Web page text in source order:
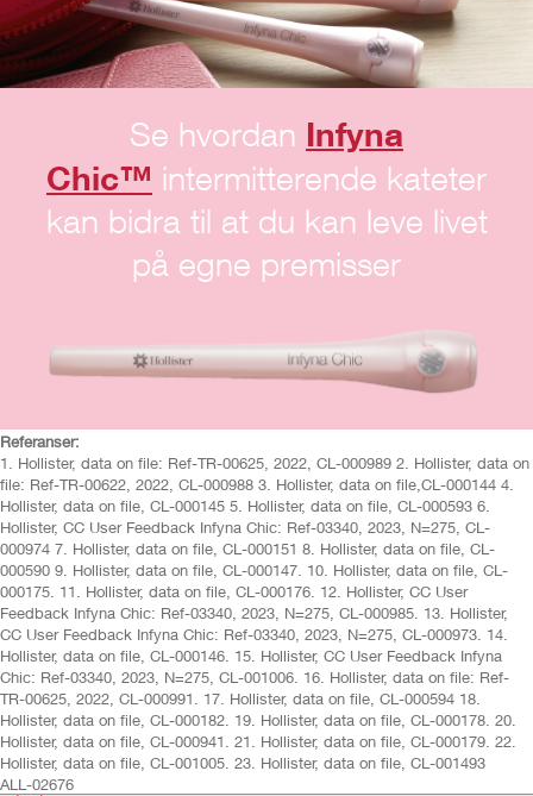
Se hvordan Infyna
Chic™ intermitterende kateter
kan bidra til at du kan leve livet
på egne premisser
Referanser:
1. Hollister, data on file: Ref-TR-00625, 2022, CL-000989 2. Hollister, data on
file: Ref-TR-00622, 2022, CL-000988 3. Hollister, data on file,CL-000144 4.
Hollister, data on file, CL-000145 5. Hollister, data on file, CL-000593 6.
Hollister, CC User Feedback Infyna Chic: Ref-03340, 2023, N=275, CL-
000974 7. Hollister, data on file, CL-000151 8. Hollister, data on file, CL-
000590 9. Hollister, data on file, CL-000147. 10. Hollister, data on file, CL-
000175. 11. Hollister, data on file, CL-000176. 12. Hollister, CC User
Feedback Infyna Chic: Ref-03340, 2023, N=275, CL-000985. 13. Hollister,
CC User Feedback Infyna Chic: Ref-03340, 2023, N=275, CL-000973. 14.
Hollister, data on file, CL-000146. 15. Hollister, CC User Feedback Infyna
Chic: Ref-03340, 2023, N=275, CL-001006. 16. Hollister, data on file: Ref-
TR-00625, 2022, CL-000991. 17. Hollister, data on file, CL-000594 18.
Hollister, data on file, CL-000182. 19. Hollister, data on file, CL-000178. 20.
Hollister, data on file, CL-000941. 21. Hollister, data on file, CL-000179. 22.
Hollister, data on file, CL-001005. 23. Hollister, data on file, CL-001493
ALL-02676